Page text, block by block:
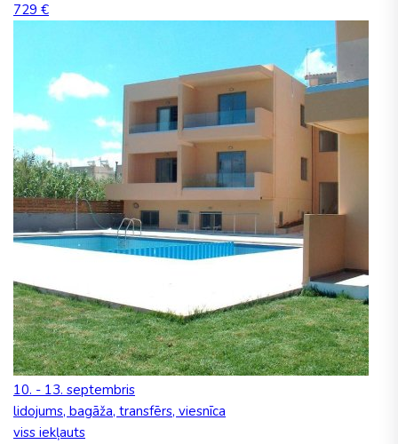
729 €
10. - 13. septembris
lidojums, bagāža, transfērs, viesnīca
viss iekļauts